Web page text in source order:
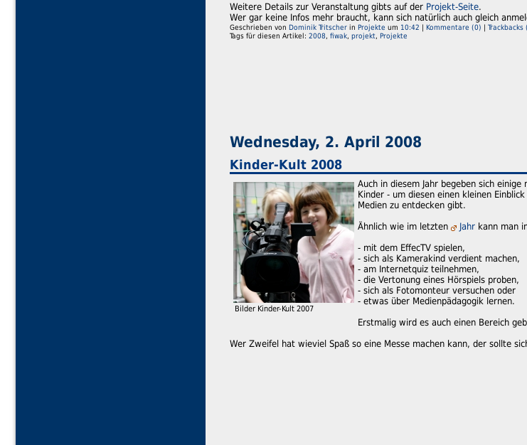
Weitere Details zur Veranstaltung gibts auf der Projekt-Seite.
Wer gar keine Infos mehr braucht, kann sich natürlich auch gleich
Geschrieben von Dominik Tritscher in Projekte um 10:42 | Kommentare (0) | Trackbacks
Tags für diesen Artikel: 2008, fiwak, projekt, Projekte
Wednesday, 2. April 2008
Kinder-Kult 2008
Bilder Kinder-Kult 2007
Auch in diesem Jahr begeben sich
Kinder - um diesen einen kleinen
Medien zu entdecken gibt.
Ähnlich wie im letzten
Jahr kann man
- mit dem EffecTV spielen,
- sich als Kamerakind verdient machen,
- am Internetquiz teilnehmen,
- die Vertonung eines Hörspiels proben,
- sich als Fotomonteur versuchen oder
- etwas über Medienpädagogik lernen.
Erstmalig wird es auch einen Bereich
Wer Zweifel hat wieviel Spaß so eine Messe machen kann, der sollte